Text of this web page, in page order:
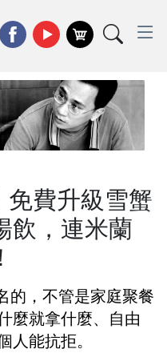
費升級雪蟹
飲，連米蘭
的，不管是家庭聚餐
麼就拿什麼、自由
人能抗拒。